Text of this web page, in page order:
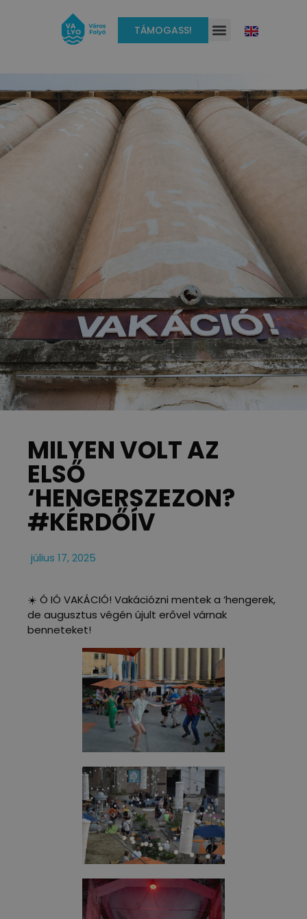
TÁMOGASS!
MILYEN VOLT AZ
ELSŐ
‘HENGERSZEZON?
#KÉRDŐÍV
július 17, 2025
☀️ Ó IÓ VAKÁCIÓ! Vakációzni mentek a ‘hengerek,
de augusztus végén újult erővel várnak
benneteket!